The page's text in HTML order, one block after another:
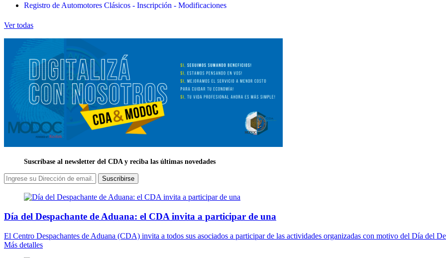
Registro de Automotores Clásicos - Inscripción - Modificaciones
Ver todas
Suscríbase al newsletter del CDA y reciba las últimas novedades
Suscribirse
Día del Despachante de Aduana: el CDA invita a participar de una
El Centro Despachantes de Aduana (CDA) invita a todos sus asociados a participar de las actividades organizadas con motivo del Día del
Más detalles